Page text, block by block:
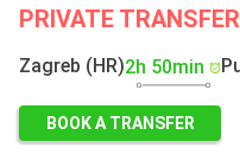
Zagreb (HR)2h 50min
BOOK A TRANSFER